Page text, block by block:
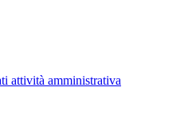
attività amministrativa